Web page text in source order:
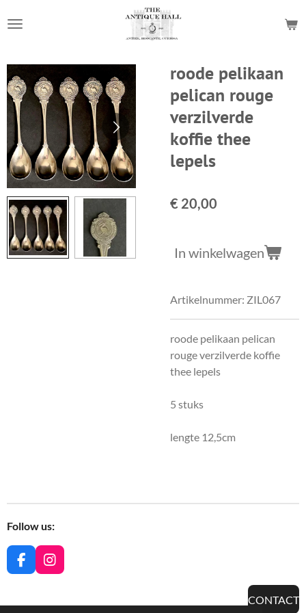
direct
de
hoofdinhoud
roode pelikaan
pelican rouge
verzilverde
koffie thee
lepels
€ 20,00
In winkelwagen
Artikelnummer: ZIL067
roode pelikaan pelican
rouge verzilverde koffie
thee lepels
5 stuks
lengte 12,5cm
Follow us:
F
a
e
I
n
t
CONTACT